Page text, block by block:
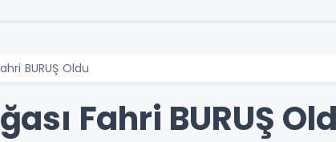
BURUŞ Oldu
Fahri BURUŞ